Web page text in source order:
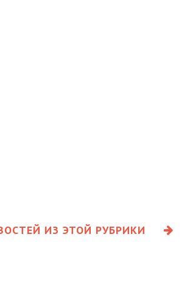
ИЗ ЭТОЙ РУБРИКИ